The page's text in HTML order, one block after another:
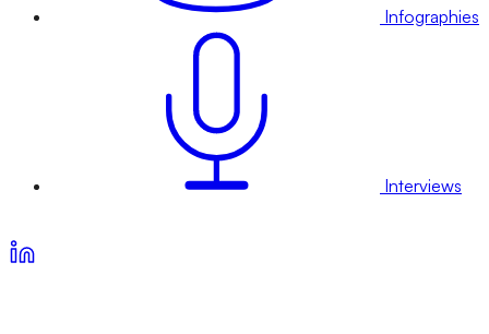
Infographies
Interviews